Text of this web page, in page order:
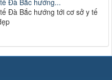
Đà Bắc hướng tới cơ sở y tế